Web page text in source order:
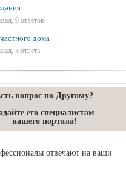
9 ответов
дома
3 ответа
вопрос по Другому?
его специалистам
нашего портала!
отвечают на ваши